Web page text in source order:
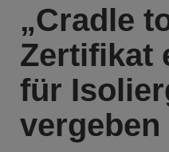
„Cradle
Zertifikat
für
vergeben